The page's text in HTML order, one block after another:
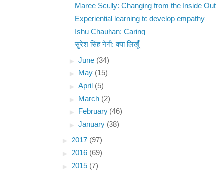
Maree Scully: Changing from the Inside Out
Experiential learning to develop empathy
Ishu Chauhan: Caring
सुरेश सिंह नेगी: क्या लिखूँ
►June (34)
►
May (15)
►April (5)
►
March (2)
►
February (46)
►January (38)
► 2017 (97)
► 2016 (69)
► 2015 (7)